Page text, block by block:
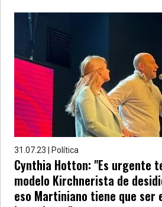
31.07.23 | Política
Cynthia Hotton: "Es urgente
modelo Kirchnerista de
eso Martiniano tiene que ser